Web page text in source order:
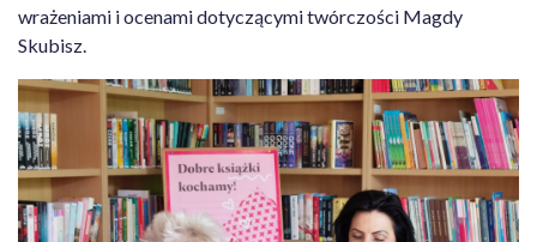
wrażeniami i ocenami dotyczącymi twórczości Magdy
Skubisz.